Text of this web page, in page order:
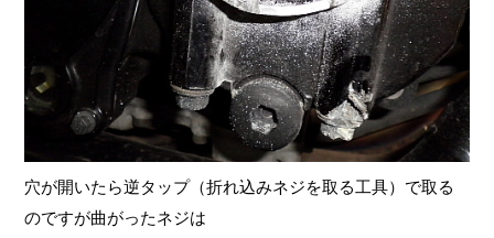
穴が開いたら逆タップ（折れ込みネジを取る工具）で取る
のですが曲がったネジは